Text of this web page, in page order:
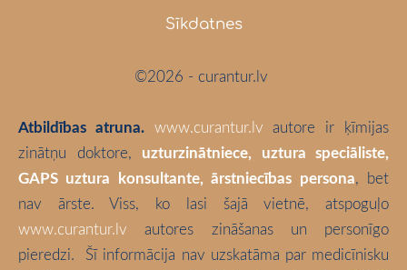
Sīkdatnes
©2026 - curantur.lv
Atbildības atruna. www.curantur.lv autore ir ķīmijas
zinātņu doktore, uzturzinātniece, uztura speciāliste,
GAPS uztura konsultante, ārstniecības persona, bet
nav ārste. Viss, ko lasi šajā vietnē, atspoguļo
www.curantur.lv autores zināšanas un personīgo
pieredzi. Šī informācija nav uzskatāma par medicīnisku